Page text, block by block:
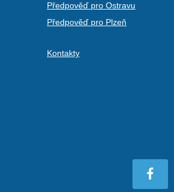
Předpověď pro Ostravu
Předpověď pro Plzeň
Kontakty